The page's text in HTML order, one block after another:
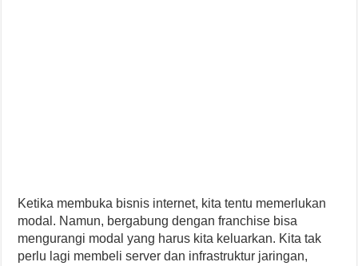
Ketika membuka bisnis internet, kita tentu memerlukan
modal. Namun, bergabung dengan franchise bisa
mengurangi modal yang harus kita keluarkan. Kita tak
perlu lagi membeli server dan infrastruktur jaringan,